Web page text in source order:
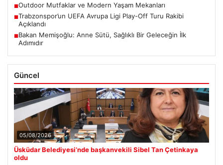
■Outdoor Mutfaklar ve Modern Yaşam Mekanları
■Trabzonspor’un UEFA Avrupa Ligi Play-Off Turu Rakibi
Açıklandı
■Bakan Memişoğlu: Anne Sütü, Sağlıklı Bir Geleceğin İlk
Adımıdır
Güncel
05/08/2026
Üsküdar Belediyesi’nde başkanvekili Sibel Tan Çetinkaya
oldu